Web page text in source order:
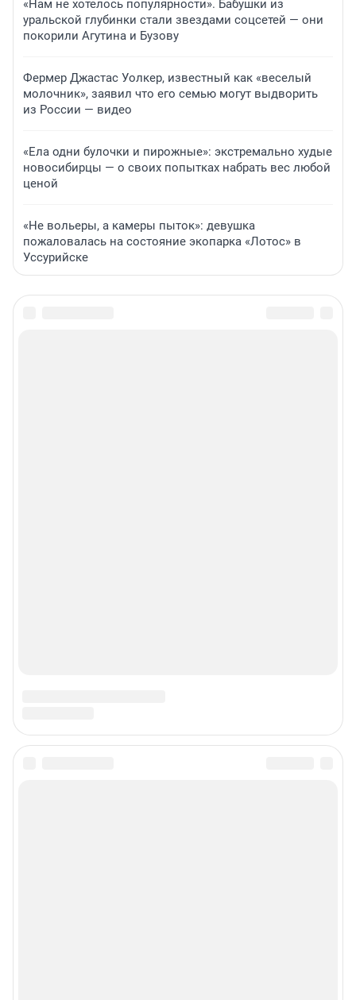
«Нам не хотелось популярности». Бабушки из
уральской глубинки стали звездами соцсетей — они
покорили Агутина и Бузову
Фермер Джастас Уолкер, известный как «веселый
молочник», заявил что его семью могут выдворить
из России — видео
«Ела одни булочки и пирожные»: экстремально худые
новосибирцы — о своих попытках набрать вес любой
ценой
«Не вольеры, а камеры пыток»: девушка
пожаловалась на состояние экопарка «Лотос» в
Уссурийске